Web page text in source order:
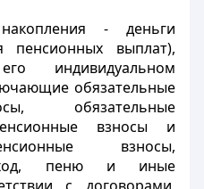
- деньги
пенсионных выплат),
индивидуальном
обязательные
обязательные
взносы и
взносы,
пеню и иные